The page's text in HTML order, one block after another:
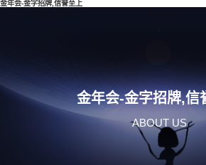
金年会-金字招牌,信誉至上
金年会-金字招牌,信
ABOUT US